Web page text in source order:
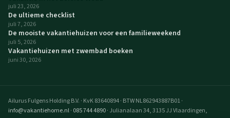
juli 23, 2026
De ultieme checklist
juli 7, 2026
De mooiste vakantiehuizen voor een familieweekend
juli 5, 2026
Vakantiehuizen met zwembad boeken
juni 30, 2026
Ailurus Fulgens Holding B.V. · KvK 83640894· BTW NL862943887B01·
info@vakantiehome.nl· 085 744 4890· Julianalaan 34, 3135 JJ Vlaardingen,